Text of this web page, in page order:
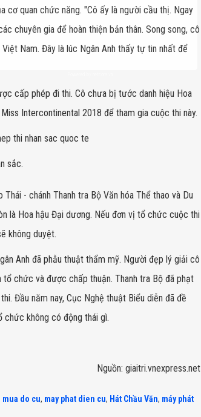
cơ quan chức năng. "Cô ấy là người cầu thị. Ngay
chuyên gia để hoàn thiện bản thân. Song song, cô
Nam. Đây là lúc Ngân Anh thấy tự tin nhất để
cấp phép đi thi. Cô chưa bị tước danh hiệu Hoa
Intercontinental 2018 để tham gia cuộc thi này.
sắc.
- chánh Thanh tra Bộ Văn hóa Thể thao và Du
là Hoa hậu Đại dương. Nếu đơn vị tổ chức cuộc thi
không duyệt.
Anh đã phẫu thuật thẩm mỹ. Người đẹp lý giải cô
chức và được chấp thuận. Thanh tra Bộ đã phạt
Đầu năm nay, Cục Nghệ thuật Biểu diễn đã đề
chức không có động thái gì.
Nguồn: giaitri.vnexpress.net
mua do cu, may phat dien cu, Hát Chầu Văn, máy phát